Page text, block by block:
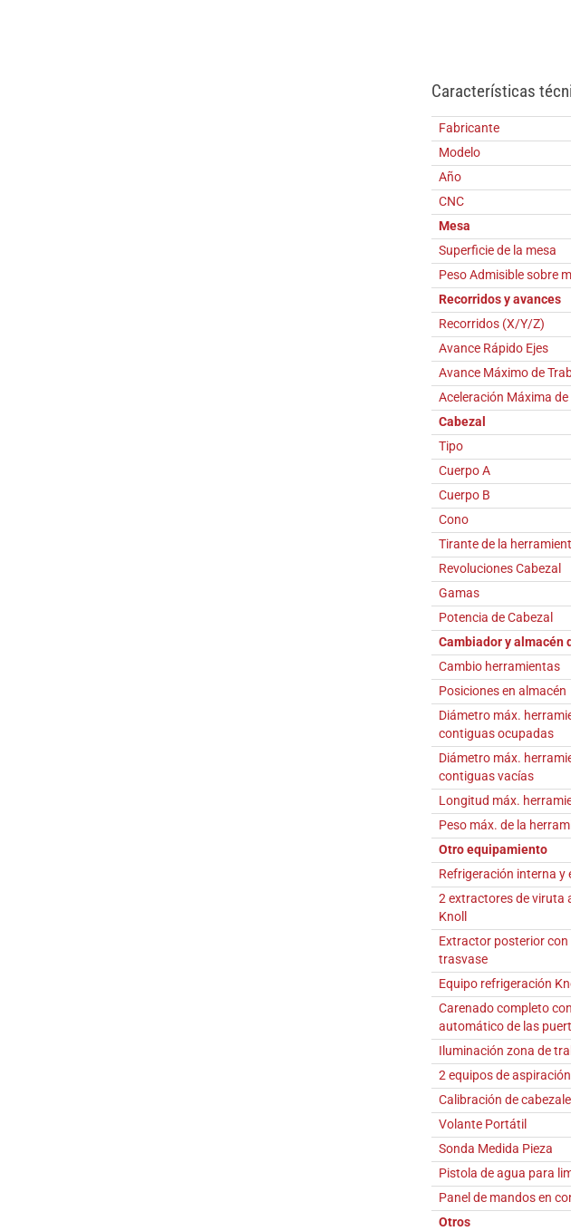
Características
Fabricante
Modelo
Año
CNC
Mesa
Superficie de la mesa
Peso Admisible sobre
Recorridos y avances
Recorridos (X/Y/Z)
Avance Rápido Ejes
Avance Máximo de
Aceleración Máxima de
Cabezal
Tipo
Cuerpo A
Cuerpo B
Cono
Tirante de la
Revoluciones Cabezal
Gamas
Potencia de Cabezal
Cambiador y almacén
Cambio herramientas
Posiciones en almacén
Diámetro máx.
contiguas ocupadas
Diámetro máx.
contiguas vacías
Longitud máx.
Peso máx. de la
Otro equipamiento
Refrigeración interna y
2 extractores de viruta
Knoll
Extractor posterior
trasvase
Equipo refrigeración
Carenado completo
automático de las
Iluminación zona de
2 equipos de
Calibración de
Volante Portátil
Sonda Medida Pieza
Pistola de agua para
Panel de mandos en
Otros